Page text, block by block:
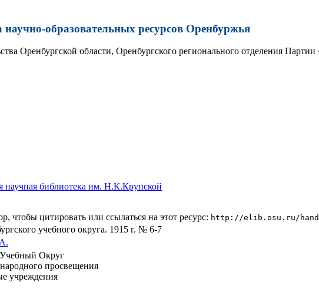
образовательных ресурсов Оренбуржья
Оренбургской области, Оренбургского регионального отделения
научная библиотека им. Н.К.Крупской
чтобы цитировать или ссылаться на этот ресурс: http://elib.osu.ru/
учебного округа. 1915 г. № 6-7
Округ
просвещения
учреждения